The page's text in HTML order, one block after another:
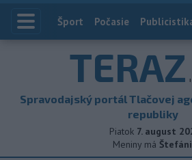
Index
Šport Počasie
TERAZ
Spravodajský portál Tlačovej
republiky
Piatok 7. august
Meniny má